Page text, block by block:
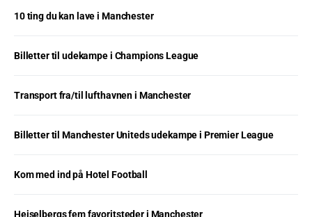
10 ting du kan lave i Manchester
Billetter til udekampe i Champions League
Transport fra/til lufthavnen i Manchester
Billetter til Manchester Uniteds udekampe i Premier League
Kom med ind på Hotel Football
Heiselbergs fem favoritsteder i Manchester